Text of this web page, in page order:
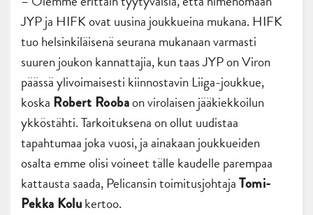
JYP ja HIFK ovat uusina joukkueina mukana. HIFK
tuo helsinkiläisenä seurana mukanaan varmasti
suuren joukon kannattajia, kun taas JYP on Viron
päässä ylivoimaisesti kiinnostavin Liiga-joukkue,
koska Robert Roobaon virolaisen jääkiekkoilun
ykköstähti. Tarkoituksena on ollut uudistaa
tapahtumaa joka vuosi, ja ainakaan joukkueiden
osalta emme olisi voineet tälle kaudelle parempaa
kattausta saada, Pelicansin toimitusjohtajaTomi-
Pekka Kolukertoo.